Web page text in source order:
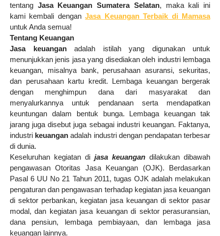
tentang Jasa Keuangan Sumatera Selatan, maka kali ini
kami kembali denganJasa Keuangan Terbaik di Mamasa
untuk Anda semua!
Tentang Keuangan
Jasa keuangan adalah istilah yang digunakan untuk
menunjukkan jenis jasa yang disediakan oleh industri lembaga
keuangan, misalnya bank, perusahaan asuransi, sekuritas,
dan perusahaan kartu kredit. Lembaga keuangan bergerak
dengan menghimpun dana dari masyarakat dan
menyalurkannya untuk pendanaan serta mendapatkan
keuntungan dalam bentuk bunga. Lembaga keuangan tak
jarang juga disebut juga sebagai industri keuangan. Faktanya,
industri keuanganadalah industri dengan pendapatan terbesar
di dunia.
Keseluruhan kegiatan di jasa keuangan dilakukan dibawah
pengawasan Otoritas Jasa Keuangan (OJK). Berdasarkan
Pasal 6 UU No 21 Tahun 2011, tugas OJK adalah melakukan
pengaturan dan pengawasan terhadap kegiatan jasa keuangan
di sektor perbankan, kegiatan jasa keuangan di sektor pasar
modal, dan kegiatan jasa keuangan di sektor perasuransian,
dana pensiun, lembaga pembiayaan, dan lembaga jasa
keuangan lainnya.